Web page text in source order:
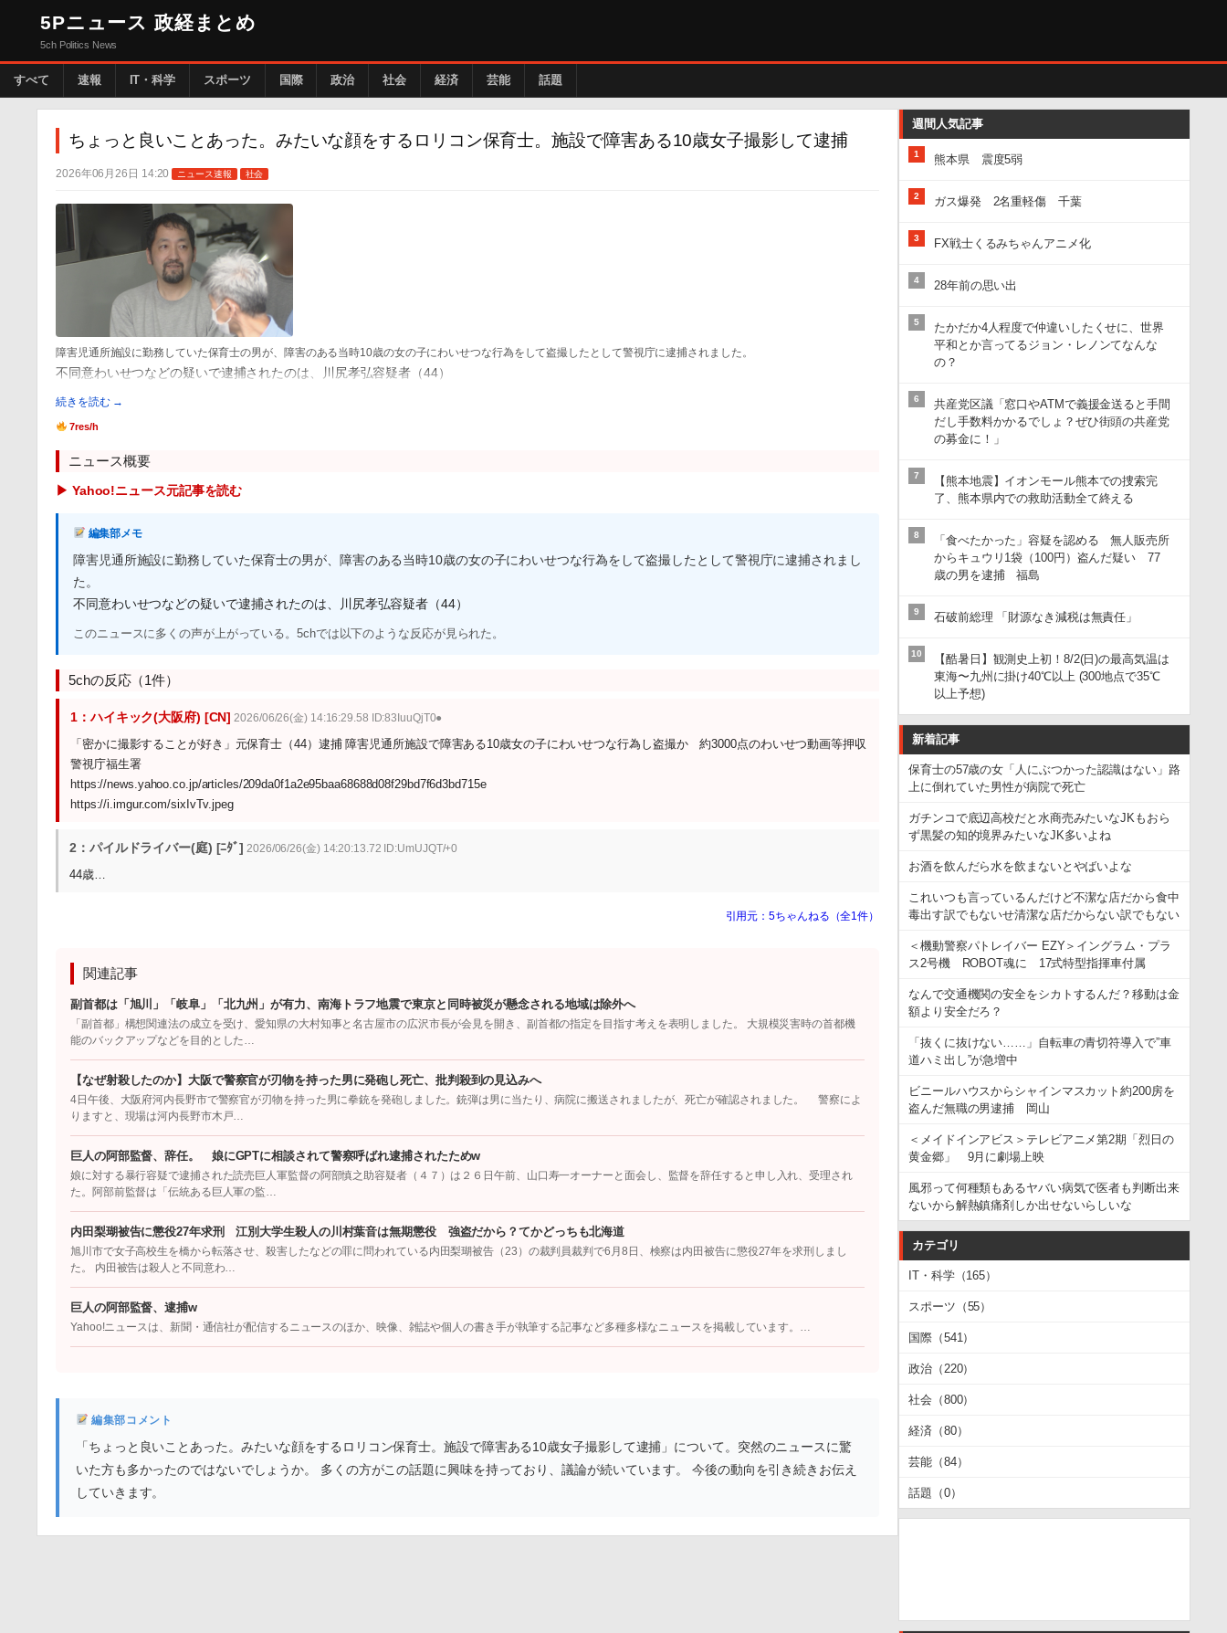
5Pニュース 政経まとめ
5ch Politics News
すべて 速報 IT・科学 スポーツ 国際 政治 社会 経済 芸能 話題
ちょっと良いことあった。みたいな顔をするロリコン保育士。施設で障害ある10歳女子撮影して逮捕
2026年06月26日 14:20 ニュース速報 社会
障害児通所施設に勤務していた保育士の男が、障害のある当時10歳の女の子にわいせつな行為をして盗撮したとして警視庁に逮捕されました。
不同意わいせつなどの疑いで逮捕されたのは、川尻孝弘容疑者（44）
続きを読む →
7res/h
ニュース概要
▶ Yahoo!ニュース元記事を読む
編集部メモ
障害児通所施設に勤務していた保育士の男が、障害のある当時10歳の女の子にわいせつな行為をして盗撮したとして警視庁に逮捕されまし
た。
不同意わいせつなどの疑いで逮捕されたのは、川尻孝弘容疑者（44）
このニュースに多くの声が上がっている。5chでは以下のような反応が見られた。
5chの反応（1件）
1：ハイキック(大阪府) [CN] 2026/06/26(金) 14:16:29.58 ID:83IuuQjT0●
「密かに撮影することが好き」元保育士（44）逮捕 障害児通所施設で障害ある10歳女の子にわいせつな行為し盗撮か 約3000点のわいせつ動画等押収
警視庁福生署
https://news.yahoo.co.jp/articles/209da0f1a2e95baa68688d08f29bd7f6d3bd715e
https://i.imgur.com/sixIvTv.jpeg
2：パイルドライバー(庭) [ﾆﾀﾞ] 2026/06/26(金) 14:20:13.72 ID:UmUJQT/+0
44歳…
引用元：5ちゃんねる（全1件）
関連記事
副首都は「旭川」「岐阜」「北九州」が有力、南海トラフ地震で東京と同時被災が懸念される地域は除外へ
「副首都」構想関連法の成立を受け、愛知県の大村知事と名古屋市の広沢市長が会見を開き、副首都の指定を目指す考えを表明しました。 大規模災害時の首都機
能のバックアップなどを目的とした…
【なぜ射殺したのか】大阪で警察官が刃物を持った男に発砲し死亡、批判殺到の見込みへ
4日午後、大阪府河内長野市で警察官が刃物を持った男に拳銃を発砲しました。銃弾は男に当たり、病院に搬送されましたが、死亡が確認されました。 警察によ
りますと、現場は河内長野市木戸…
巨人の阿部監督、辞任。 娘にGPTに相談されて警察呼ばれ逮捕されたためw
娘に対する暴行容疑で逮捕された読売巨人軍監督の阿部慎之助容疑者（４７）は２６日午前、山口寿一オーナーと面会し、監督を辞任すると申し入れ、受理され
た。阿部前監督は「伝統ある巨人軍の監…
内田梨瑚被告に懲役27年求刑 江別大学生殺人の川村葉音は無期懲役 強盗だから？てかどっちも北海道
旭川市で女子高校生を橋から転落させ、殺害したなどの罪に問われている内田梨瑚被告（23）の裁判員裁判で6月8日、検察は内田被告に懲役27年を求刑しまし
た。 内田被告は殺人と不同意わ…
巨人の阿部監督、逮捕w
Yahoo!ニュースは、新聞・通信社が配信するニュースのほか、映像、雑誌や個人の書き手が執筆する記事など多種多様なニュースを掲載しています。…
編集部コメント
「ちょっと良いことあった。みたいな顔をするロリコン保育士。施設で障害ある10歳女子撮影して逮捕」について。突然のニュースに驚
いた方も多かったのではないでしょうか。 多くの方がこの話題に興味を持っており、議論が続いています。 今後の動向を引き続きお伝え
していきます。
週間人気記事
1 熊本県 震度5弱
2 ガス爆発 2名重軽傷 千葉
3 FX戦士くるみちゃんアニメ化
4 28年前の思い出
5
たかだか4人程度で仲違いしたくせに、世界
平和とか言ってるジョン・レノンてなんな
の？
6
共産党区議「窓口やATMで義援金送ると手間
だし手数料かかるでしょ？ぜひ街頭の共産党
の募金に！」
7
【熊本地震】イオンモール熊本での捜索完
了、熊本県内での救助活動全て終える
8
「食べたかった」容疑を認める 無人販売所
からキュウリ1袋（100円）盗んだ疑い 77
歳の男を逮捕 福島
9 石破前総理 「財源なき減税は無責任」
10
【酷暑日】観測史上初！8/2(日)の最高気温は
東海〜九州に掛け40℃以上 (300地点で35℃
以上予想)
新着記事
保育士の57歳の女「人にぶつかった認識はない」路
上に倒れていた男性が病院で死亡
ガチンコで底辺高校だと水商売みたいなJKもおら
ず黒髪の知的境界みたいなJK多いよね
お酒を飲んだら水を飲まないとやばいよな
これいつも言っているんだけど不潔な店だから食中
毒出す訳でもないせ清潔な店だからない訳でもない
＜機動警察パトレイバー EZY＞イングラム・プラ
ス2号機 ROBOT魂に 17式特型指揮車付属
なんで交通機関の安全をシカトするんだ？移動は金
額より安全だろ？
「抜くに抜けない……」自転車の青切符導入で”車
道ハミ出し”が急増中
ビニールハウスからシャインマスカット約200房を
盗んだ無職の男逮捕 岡山
＜メイドインアビス＞テレビアニメ第2期「烈日の
黄金郷」 9月に劇場上映
風邪って何種類もあるヤバい病気で医者も判断出来
ないから解熱鎮痛剤しか出せないらしいな
カテゴリ
IT・科学（165）
スポーツ（55）
国際（541）
政治（220）
社会（800）
経済（80）
芸能（84）
話題（0）